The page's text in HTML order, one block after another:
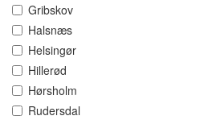
Gribskov
Halsnæs
Helsingør
Hillerød
Hørsholm
Rudersdal